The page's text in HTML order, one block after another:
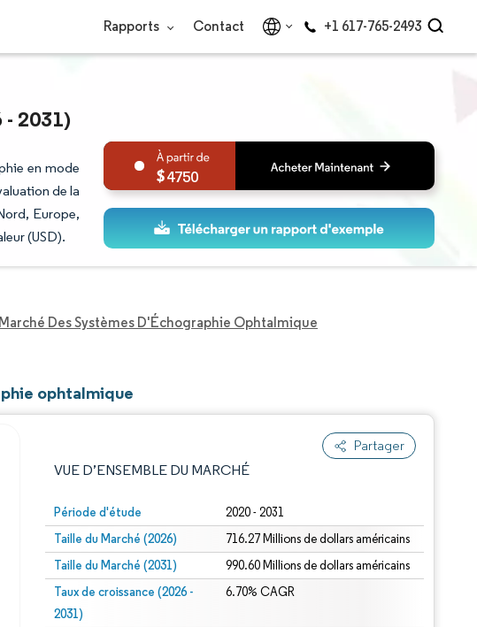
Rapports Contact +1 617-765-2493
- 2031)
en mode
de la
Europe,
(USD).
4750
Marché Des Systèmes D'Échographie Ophtalmique
ophtalmique
Partager
VUE D’ENSEMBLE DU MARCHÉ
Période d'étude 2020 - 2031
Taille du Marché (2026) 716.27 Millions de dollars américains
Taille du Marché (2031) 990.60 Millions de dollars américains
Taux de croissance (2026 -
2031)
6.70% CAGR